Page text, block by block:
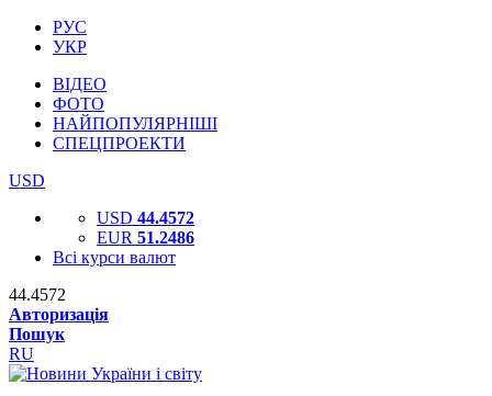
РУС
УКР
ВІДЕО
ФОТО
НАЙПОПУЛЯРНІШІ
СПЕЦПРОЕКТИ
USD
USD 44.4572
EUR 51.2486
Всі курси валют
44.4572
Авторизація
Пошук
RU